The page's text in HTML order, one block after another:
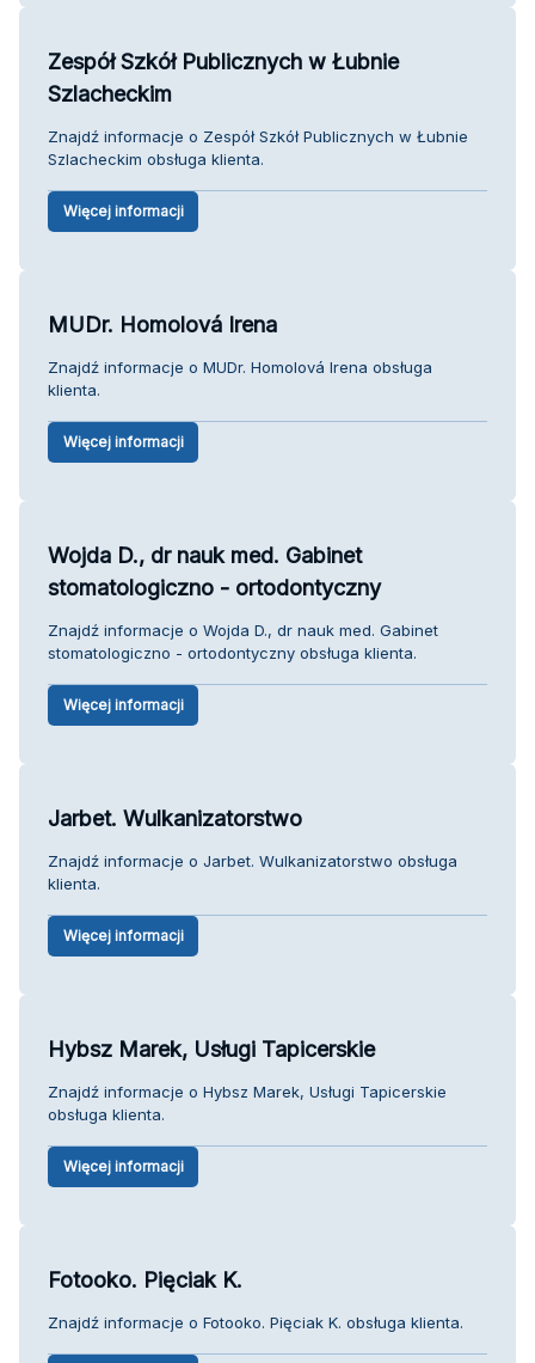
Zespół Szkół Publicznych w Łubnie
Szlacheckim
Znajdź informacje o Zespół Szkół Publicznych w Łubnie
Szlacheckim obsługa klienta.
Więcej informacji
MUDr. Homolová Irena
Znajdź informacje o MUDr. Homolová Irena obsługa
klienta.
Więcej informacji
Wojda D., dr nauk med. Gabinet
stomatologiczno - ortodontyczny
Znajdź informacje o Wojda D., dr nauk med. Gabinet
stomatologiczno - ortodontyczny obsługa klienta.
Więcej informacji
Jarbet. Wulkanizatorstwo
Znajdź informacje o Jarbet. Wulkanizatorstwo obsługa
klienta.
Więcej informacji
Hybsz Marek, Usługi Tapicerskie
Znajdź informacje o Hybsz Marek, Usługi Tapicerskie
obsługa klienta.
Więcej informacji
Fotooko. Pięciak K.
Znajdź informacje o Fotooko. Pięciak K. obsługa klienta.